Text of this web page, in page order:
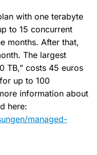
with one terabyte
to 15 concurrent
months. After that,
The largest
TB,” costs 45 euros
up to 100
information about
here:
managed-